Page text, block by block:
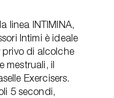
linea INTIMINA,
Intimi è ideale
di alcolche
mestruali, il
Exercisers.
5 secondi,